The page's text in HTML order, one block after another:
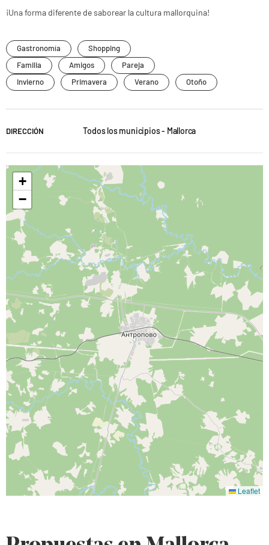
¡Una forma diferente de saborear la cultura mallorquina!
Gastronomía
Shopping
Familia
Amigos
Pareja
Invierno
Primavera Verano Otoño
DIRECCIÓN Todos los municipios - Mallorca
+
−
Leaflet